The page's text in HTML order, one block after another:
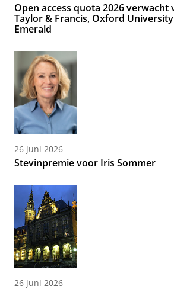
Open access quota 2026 verwacht
Taylor & Francis, Oxford University
Emerald
26 juni 2026
Stevinpremie voor Iris Sommer
26 juni 2026